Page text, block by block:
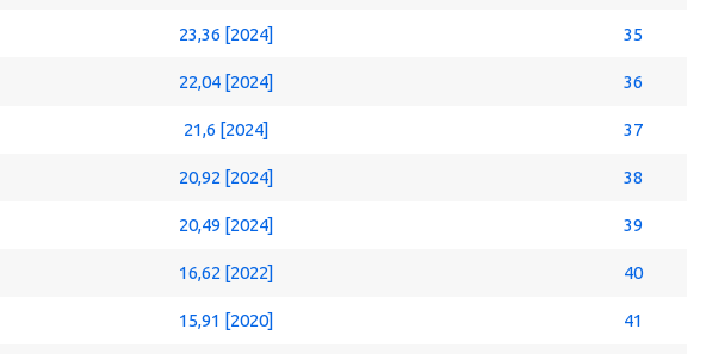
23,36 [2024] 35
22,04 [2024] 36
21,6 [2024] 37
20,92 [2024] 38
20,49 [2024] 39
16,62 [2022] 40
15,91 [2020] 41